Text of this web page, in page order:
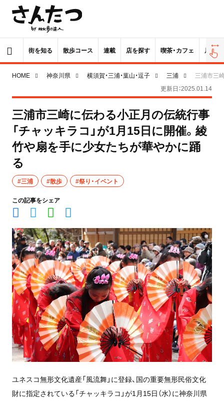
街を知る 散歩コース 連載 店を探す 喫茶・カフェ 居酒屋
HOME 神奈川県 横須賀・三浦・葉山・逗子 三浦
三浦市三
更新日：2025.01.14
三浦市三崎に伝わる小正月の伝統行事
「チャッキラコ」が1月15日に開催。綾
竹や扇を手に少女たちが華やかに踊
る
#三浦 #散歩 #祭り・イベント
この記事をシェア
ユネスコ無形文化遺産「風流舞」に登録、国の重要無形民俗文化
財に指定されている「チャッキラコ」が1月15日（水）に神奈川県